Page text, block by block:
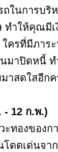
ในการบริ
ำให้คุณมีเ
ครที่มีภาร
มาปิดหนี้ ท
าสดใสอีกค
- 12 ก.พ.)
ะทองของก
โดดเด่นจา